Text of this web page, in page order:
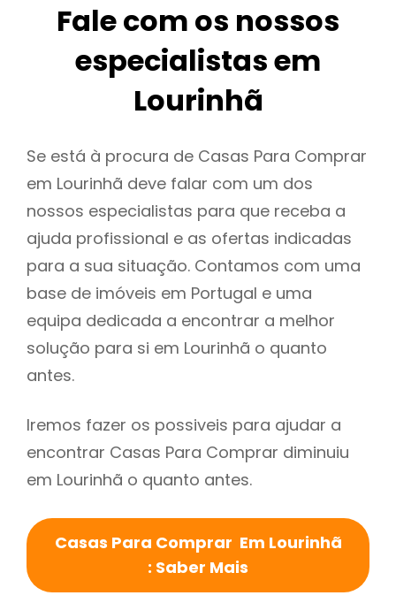
Fale com os nossos
especialistas em
Lourinhã
Se está à procura de Casas Para Comprar
em Lourinhã deve falar com um dos
nossos especialistas para que receba a
ajuda profissional e as ofertas indicadas
para a sua situação. Contamos com uma
base de imóveis em Portugal e uma
equipa dedicada a encontrar a melhor
solução para si em Lourinhã o quanto
antes.
Iremos fazer os possiveis para ajudar a
encontrar Casas Para Comprar diminuiu
em Lourinhã o quanto antes.
Casas Para Comprar Em Lourinhã
: Saber Mais